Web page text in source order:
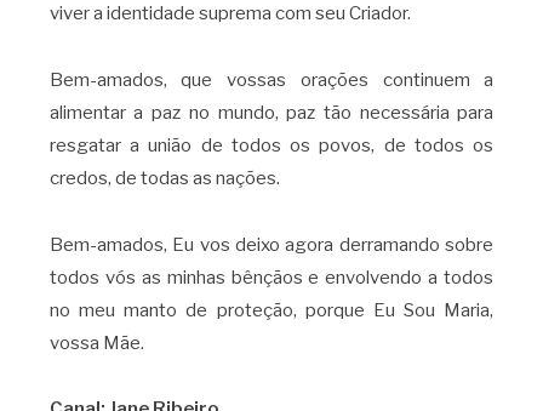
viver a identidade suprema com seu Criador.
Bem-amados, que vossas orações continuem a
alimentar a paz no mundo, paz tão necessária para
resgatar a união de todos os povos, de todos os
credos, de todas as nações.
Bem-amados, Eu vos deixo agora derramando sobre
todos vós as minhas bênçãos e envolvendo a todos
no meu manto de proteção, porque Eu Sou Maria,
vossa Mãe.